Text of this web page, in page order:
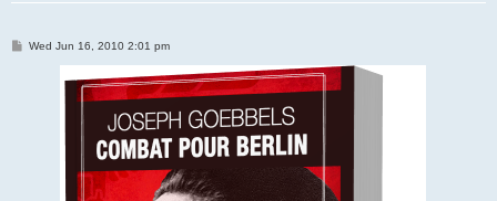
PWed Jun 16, 2010 2:01 pm